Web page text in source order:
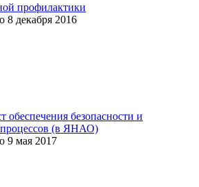
профилактики
8 декабря 2016
обеспечения безопасности и
(в ЯНАО)
9 мая 2017